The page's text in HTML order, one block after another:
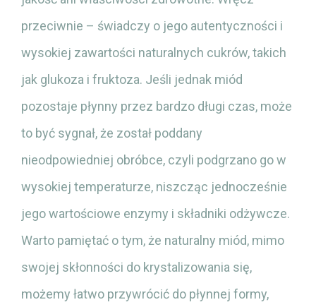
przeciwnie – świadczy o jego autentyczności i
wysokiej zawartości naturalnych cukrów, takich
jak glukoza i fruktoza. Jeśli jednak miód
pozostaje płynny przez bardzo długi czas, może
to być sygnał, że został poddany
nieodpowiedniej obróbce, czyli podgrzano go w
wysokiej temperaturze, niszcząc jednocześnie
jego wartościowe enzymy i składniki odżywcze.
Warto pamiętać o tym, że naturalny miód, mimo
swojej skłonności do krystalizowania się,
możemy łatwo przywrócić do płynnej formy,